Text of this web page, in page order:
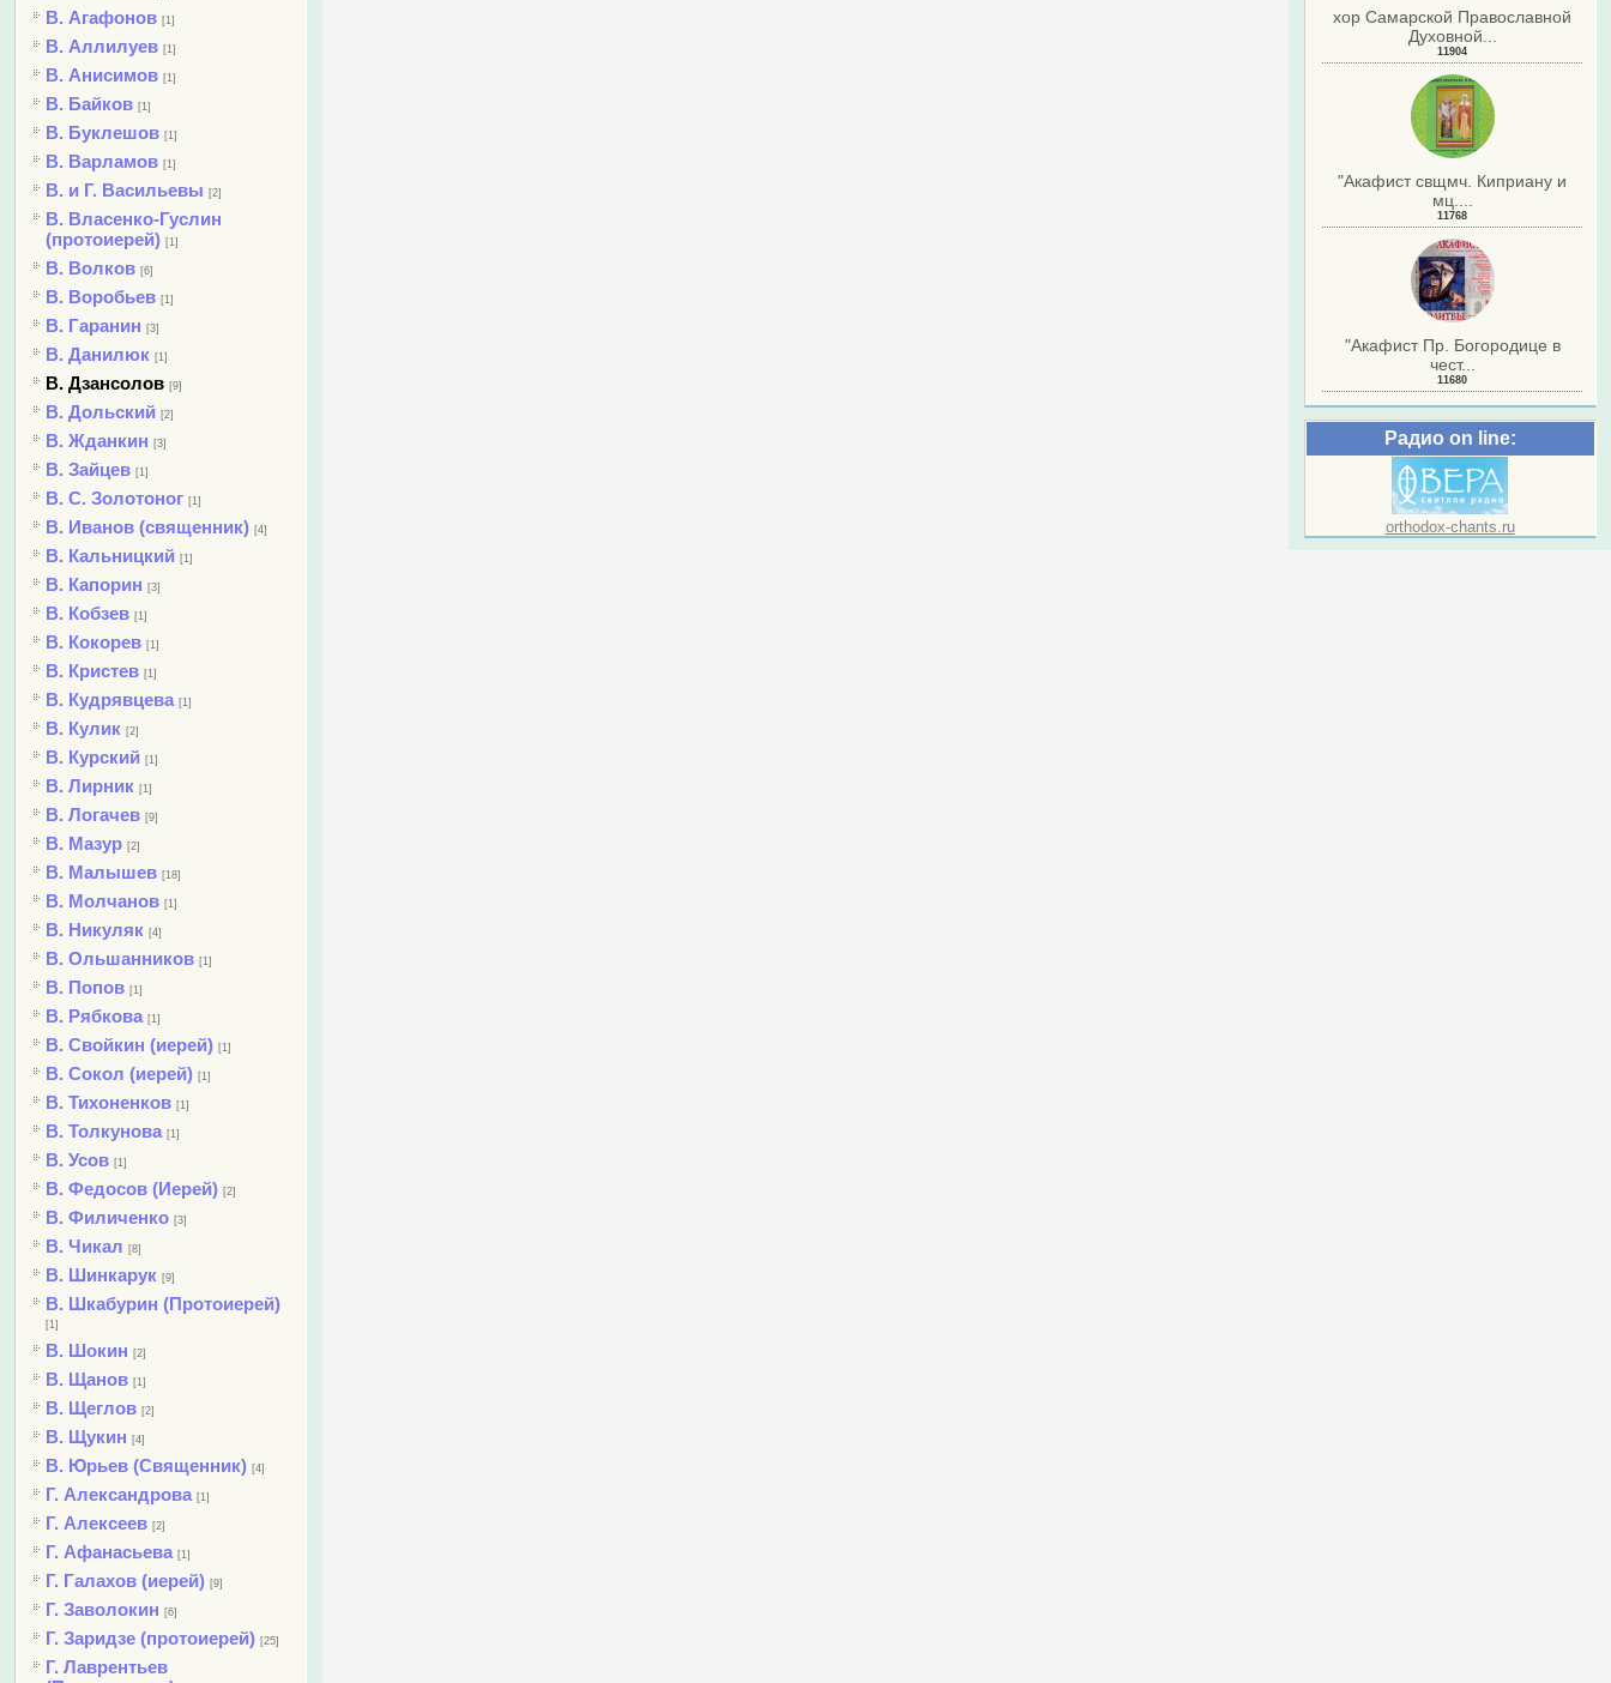
В. Агафонов [1]
В. Аллилуев [1]
В. Анисимов [1]
В. Байков [1]
В. Буклешов [1]
В. Варламов [1]
В. и Г. Васильевы [2]
В. Власенко-Гуслин
(протоиерей) [1]
В. Волков [6]
В. Воробьев [1]
В. Гаранин [3]
В. Данилюк [1]
В. Дзансолов [9]
В. Дольский [2]
В. Жданкин [3]
В. Зайцев [1]
В. С. Золотоног [1]
В. Иванов (священник) [4]
В. Кальницкий [1]
В. Капорин [3]
В. Кобзев [1]
В. Кокорев [1]
В. Кристев [1]
В. Кудрявцева [1]
В. Кулик [2]
В. Курский [1]
В. Лирник [1]
В. Логачев [9]
В. Мазур [2]
В. Малышев [18]
В. Молчанов [1]
В. Никуляк [4]
В. Ольшанников [1]
В. Попов [1]
В. Рябкова [1]
В. Свойкин (иерей) [1]
В. Сокол (иерей) [1]
В. Тихоненков [1]
В. Толкунова [1]
В. Усов [1]
В. Федосов (Иерей) [2]
В. Филиченко [3]
В. Чикал [8]
В. Шинкарук [9]
В. Шкабурин (Протоиерей)
[1]
В. Шокин [2]
В. Щанов [1]
В. Щеглов [2]
В. Щукин [4]
В. Юрьев (Священник) [4]
Г. Александрова [1]
Г. Алексеев [2]
Г. Афанасьева [1]
Г. Галахов (иерей) [9]
Г. Заволокин [6]
Г. Заридзе (протоиерей) [25]
Г. Лаврентьев
хор Самарской Православной
Духовной...
11904
"Акафист свщмч. Киприану и
мц....
11768
"Акафист Пр. Богородице в
чест...
11680
Радио on line:
orthodox-chants.ru